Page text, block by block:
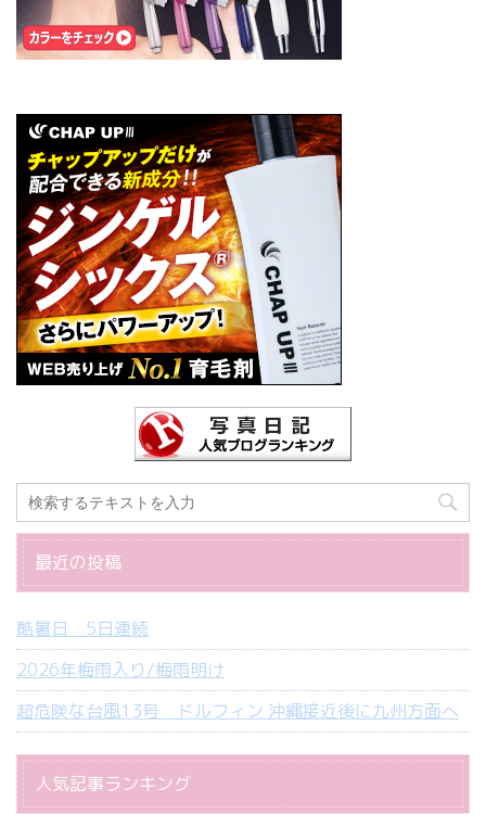
最近の投稿
酷暑日 5日連続
2026年梅雨入り/梅雨明け
超危険な台風13号 ドルフィン 沖縄接近後に九州方面へ
人気記事ランキング